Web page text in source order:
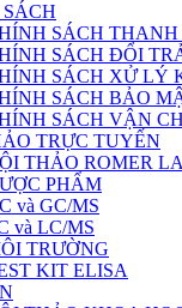
SÁCH
SÁCH ĐỔI
SÁCH XỬ LÝ
SÁCH BẢO
SÁCH VẬN
TRỰC TUYẾN
THẢO ROMER
PHẨM
và GC/MS
và LC/MS
TRƯỜNG
KIT ELISA